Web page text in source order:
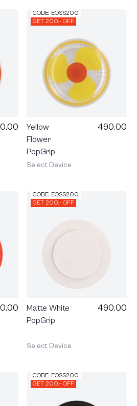
CODE: EOSS200
GET 200.- OFF
Yellow
Flower
PopGrip
490.00
Select Device
CODE: EOSS200
GET 200.- OFF
Matte White
PopGrip
490.00
Select Device
CODE: EOSS200
GET 200.- OFF